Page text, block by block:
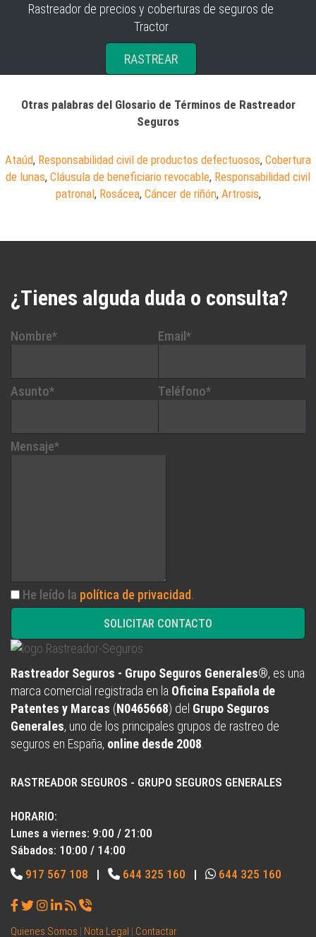
Rastreador de precios y coberturas de seguros de
Tractor
RASTREAR
Otras palabras del Glosario de Términos de Rastreador
Seguros
Ataúd, Responsabilidad civil de productos defectuosos, Cobertura
de lunas, Cláusula de beneficiario revocable, Responsabilidad civil
patronal, Rosácea, Cáncer de riñón, Artrosis,
¿Tienes alguda duda o consulta?
Nombre*
Asunto*
Email*
Teléfono*
Mensaje*
He leído la política de privacidad.
SOLICITAR CONTACTO
Rastreador Seguros - Grupo Seguros Generales®, es una
marca comercial registrada en la Oficina Española de
Patentes y Marcas (N0465668) del Grupo Seguros
Generales, uno de los principales grupos de rastreo de
seguros en España, online desde 2008.
RASTREADOR SEGUROS - GRUPO SEGUROS GENERALES
HORARIO:
Lunes a viernes: 9:00 / 21:00
Sábados: 10:00 / 14:00
917 567 108 | 644 325 160 | 644 325 160
Quienes Somos | Nota Legal | Contactar